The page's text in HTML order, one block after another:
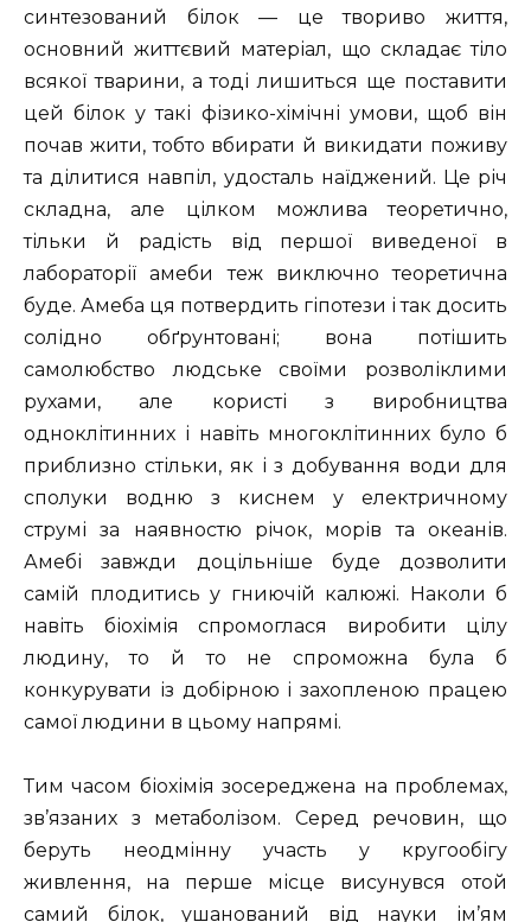
синтезований білок — це твориво життя,
основний життєвий матеріал, що складає тіло
всякої тварини, а тоді лишиться ще поставити
цей білок у такі фізико-хімічні умови, щоб він
почав жити, тобто вбирати й викидати поживу
та ділитися навпіл, удосталь наїджений. Це річ
складна, але цілком можлива теоретично,
тільки й радість від першої виведеної в
лабораторії амеби теж виключно теоретична
буде. Амеба ця потвердить гіпотези і так досить
солідно обґрунтовані; вона потішить
самолюбство людське своїми розволіклими
рухами, але користі з виробництва
одноклітинних і навіть многоклітинних було б
приблизно стільки, як і з добування води для
сполуки водню з киснем у електричному
струмі за наявностю річок, морів та океанів.
Амебі завжди доцільніше буде дозволити
самій плодитись у гниючій калюжі. Наколи б
навіть біохімія спромоглася виробити цілу
людину, то й то не спроможна була б
конкурувати із добірною і захопленою працею
самої людини в цьому напрямі.
Тим часом біохімія зосереджена на проблемах,
зв’язаних з метаболізом. Серед речовин, що
беруть неодмінну участь у кругообігу
живлення, на перше місце висунувся отой
самий білок, ушанований від науки ім’ям